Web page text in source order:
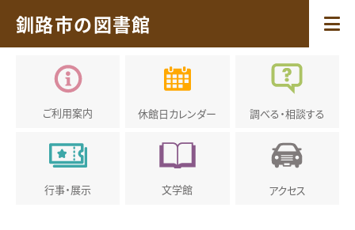
釧路市の図書館
ご利用案内 休館日カレンダー 調べる・相談する
行事・展示 文学館 アクセス